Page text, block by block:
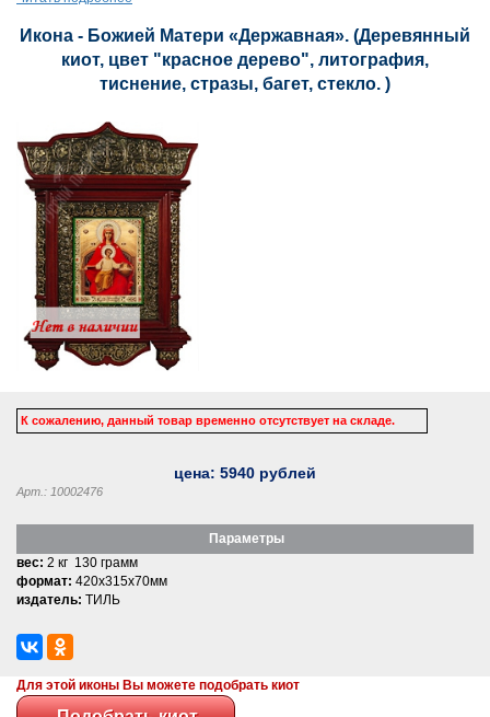
Икона - Божией Матери «Державная». (Деревянный
киот, цвет "красное дерево", литография,
тиснение, стразы, багет, стекло. )
К сожалению, данный товар временно отсутствует на складе.
цена: 5940 рублей
Арт.: 10002476
Параметры
вес: 2 кг 130 грамм
формат: 420x315x70мм
издатель: ТИЛЬ
Для этой иконы Вы можете подобрать киот